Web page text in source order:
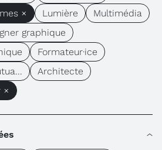
×
Lumière
Multimédia
graphique
Formateur·ice
Architecte
×